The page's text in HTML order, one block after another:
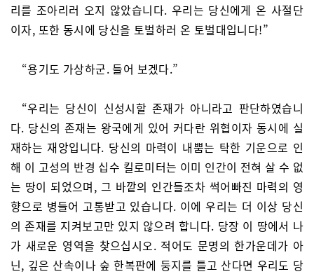
리를 조아리러 오지 않았습니다. 우리는 당신에게 온 사절단
이자, 또한 동시에 당신을 토벌하러 온 토벌대입니다!”
“용기도 가상하군. 들어 보겠다.”
“우리는 당신이 신성시할 존재가 아니라고 판단하였습니
다. 당신의 존재는 왕국에게 있어 커다란 위협이자 동시에 실
재하는 재앙입니다. 당신의 마력이 내뿜는 탁한 기운으로 인
해 이 고성의 반경 십수 킬로미터는 이미 인간이 전혀 살 수 없
는 땅이 되었으며, 그 바깥의 인간들조차 썩어빠진 마력의 영
향으로 병들어 고통받고 있습니다. 이에 우리는 더 이상 당신
의 존재를 지켜보고만 있지 않으려 합니다. 당장 이 땅에서 나
가 새로운 영역을 찾으십시오. 적어도 문명의 한가운데가 아
닌, 깊은 산속이나 숲 한복판에 둥지를 틀고 산다면 우리도 당